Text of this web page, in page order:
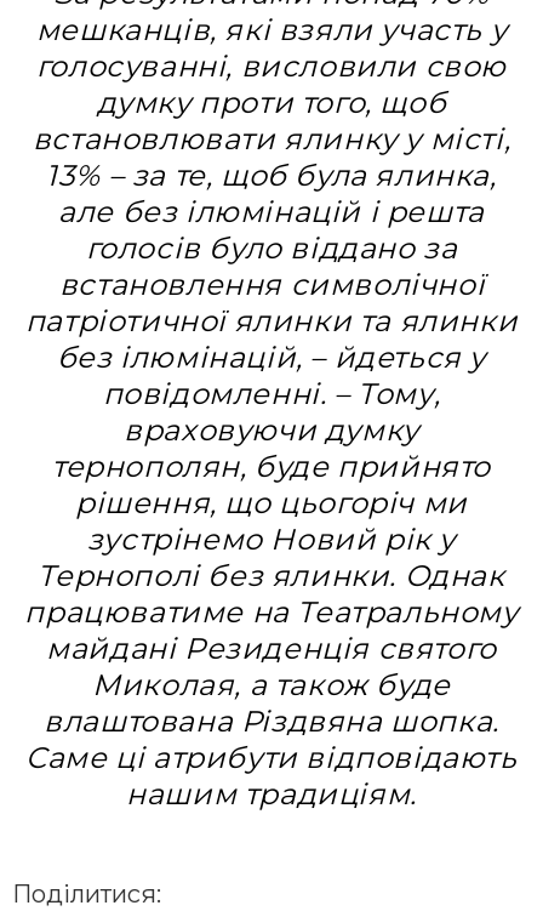
мешканців, які взяли участь у
голосуванні, висловили свою
думку проти того, щоб
встановлювати ялинку у місті,
13% – за те, щоб була ялинка,
але без ілюмінацій і решта
голосів було віддано за
встановлення символічної
патріотичної ялинки та ялинки
без ілюмінацій, – йдеться у
повідомленні. – Тому,
враховуючи думку
тернополян, буде прийнято
рішення, що цьогоріч ми
зустрінемо Новий рік у
Тернополі без ялинки. Однак
працюватиме на Театральному
майдані Резиденція святого
Миколая, а також буде
влаштована Різдвяна шопка.
Саме ці атрибути відповідають
нашим традиціям.
Поділитися: